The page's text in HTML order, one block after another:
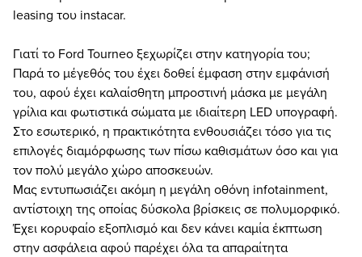
leasing του instacar.
Γιατί το Ford Tourneo ξεχωρίζει στην κατηγορία του;
Παρά το μέγεθός του έχει δοθεί έμφαση στην εμφάνισή
του, αφού έχει καλαίσθητη μπροστινή μάσκα με μεγάλη
γρίλια και φωτιστικά σώματα με ιδιαίτερη LED υπογραφή.
Στο εσωτερικό, η πρακτικότητα ενθουσιάζει τόσο για τις
επιλογές διαμόρφωσης των πίσω καθισμάτων όσο και για
τον πολύ μεγάλο χώρο αποσκευών.
Μας εντυπωσιάζει ακόμη η μεγάλη οθόνη infotainment,
αντίστοιχη της οποίας δύσκολα βρίσκεις σε πολυμορφικό.
Έχει κορυφαίο εξοπλισμό και δεν κάνει καμία έκπτωση
στην ασφάλεια αφού παρέχει όλα τα απαραίτητα